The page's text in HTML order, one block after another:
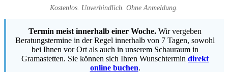
Kostenlos. Unverbindlich. Ohne Anmeldung.
Termin meist innerhalb einer Woche. Wir vergeben
Beratungstermine in der Regel innerhalb von 7 Tagen, sowohl
bei Ihnen vor Ort als auch in unserem Schauraum in
Gramastetten. Sie können sich Ihren Wunschtermin direkt
online buchen.